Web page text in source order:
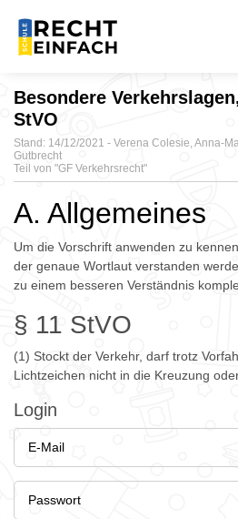
Besondere
StVO
Stand: 14/12/2021 - Verena Colesie, Anna-
Gutbrecht
Teil von "GF Verkehrsrecht"
A. Allgemeines
Um die Vorschrift anwenden zu
der genaue Wortlaut verstanden
zu einem besseren Verständnis
§ 11 StVO
(1) Stockt der Verkehr, darf trotz
Lichtzeichen nicht in die Kreuzung
Login